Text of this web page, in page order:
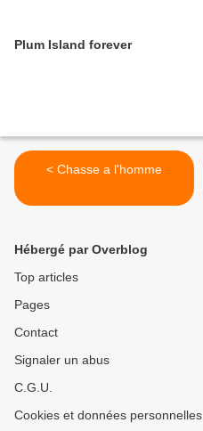
Plum Island forever
< Chasse a l'homme
Hébergé par Overblog
Top articles
Pages
Contact
Signaler un abus
C.G.U.
Cookies et données personnelles